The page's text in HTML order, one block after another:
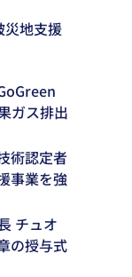
災地支援
ガス排出
術認定者
事業を強
チュオ
の授与式